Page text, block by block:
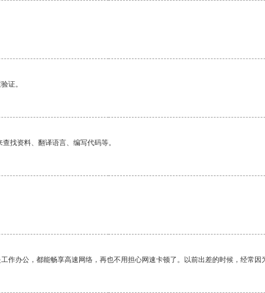
证。
找资料、翻译语言、编写代码等。
作办公，都能畅享高速网络，再也不用担心网速卡顿了。以前出差的时候，经常